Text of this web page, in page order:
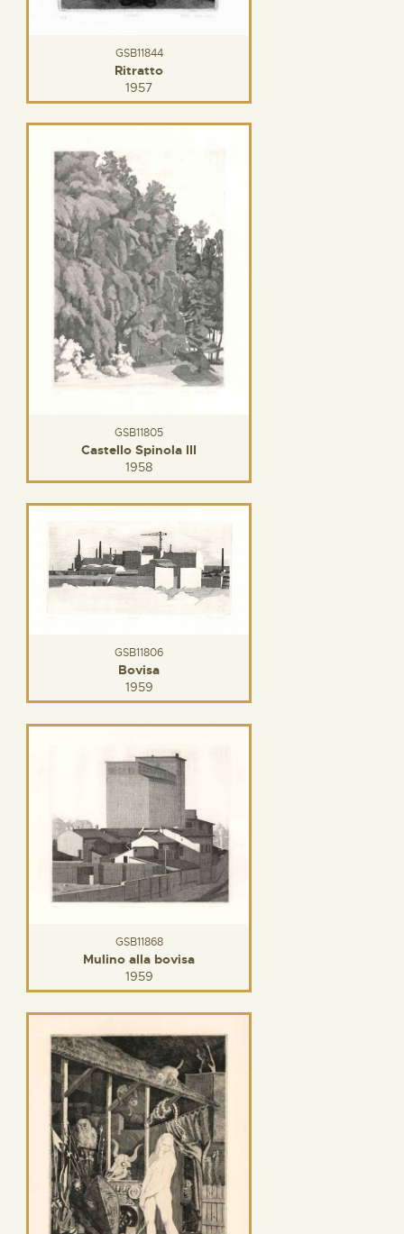
GSB11844
Ritratto
1957
GSB11805
Castello Spinola III
1958
GSB11806
Bovisa
1959
GSB11868
Mulino alla bovisa
1959